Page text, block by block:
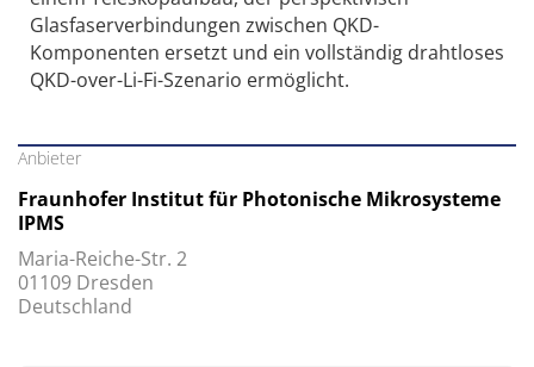
Glasfaserverbindungen zwischen QKD-
Komponenten ersetzt und ein vollständig drahtloses
QKD-over-Li-Fi-Szenario ermöglicht.
Anbieter
Fraunhofer Institut für Photonische Mikrosysteme
IPMS
Maria-Reiche-Str. 2
01109 Dresden
Deutschland